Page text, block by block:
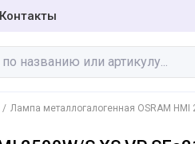
Контакты
Лампа металлогалогенная OSRAM HMI